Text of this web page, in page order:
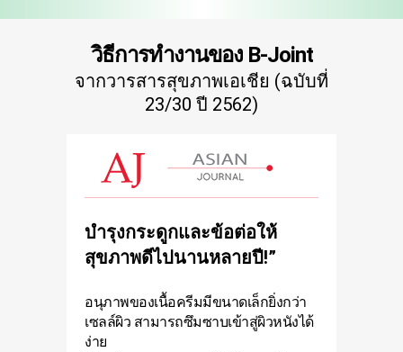
วิธีการทำงานของ B-Joint
จากวารสารสุขภาพเอเชีย (ฉบับที่
23/30 ปี 2562)
บำรุงกระดูกและข้อต่อให้
สุขภาพดีไปนานหลายปี!”
อนุภาพของเนื้อครีมมีขนาดเล็กยิ่งกว่า
เซลล์ผิว สามารถซึมซาบเข้าสู่ผิวหนังได้
ง่าย